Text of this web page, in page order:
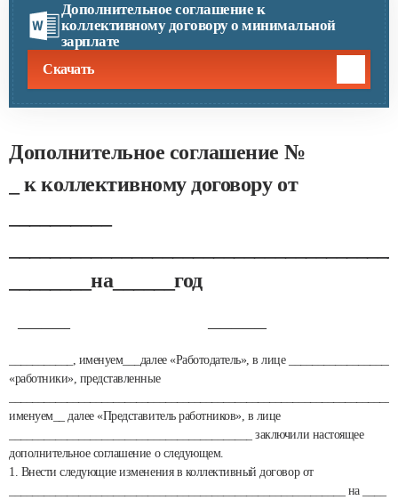
Дополнительное соглашение к
коллективному договору о минимальной
зарплате
Скачать
Дополнительное соглашение №
_ к коллективному договору от
________на______год
___________, именуем___далее «Работодатель», в лице
«работники», представленные
именуем__ далее «Представитель работников», в лице
__________________________________________ заключили настоящее
дополнительное соглашение о следующем.
1. Внести следующие изменения в коллективный договор от
__________________________________________________________ на ____